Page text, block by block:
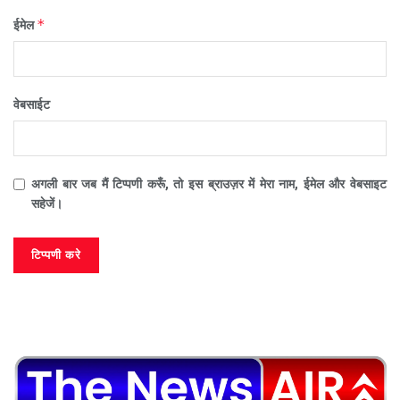
ईमेल*
वेबसाईट
अगली बार जब मैं टिप्पणी करूँ, तो इस ब्राउज़र में मेरा नाम, ईमेल और वेबसाइट
सहेजें।